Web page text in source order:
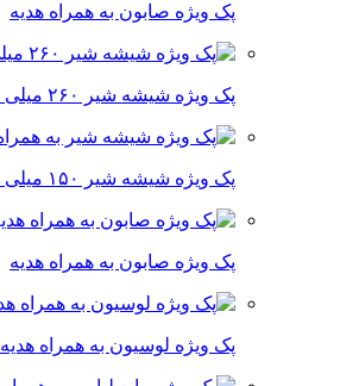
پک ویژه صابون به همراه هدیه
پک ویژه شیشه شیر ۲۶۰ میلی لیتر به همراه پستانک هدیه
پک ویژه شیشه شیر ۱۵۰ میلی لیتری به همراه پستانک هدیه
پک ویژه صابون به همراه هدیه
پک ویژه لوسیون به همراه هدیه